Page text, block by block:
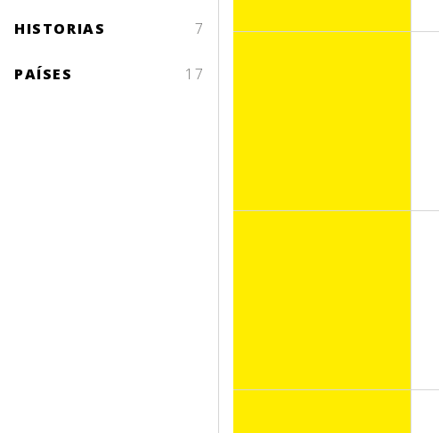
HISTORIAS 7
PAÍSES 17